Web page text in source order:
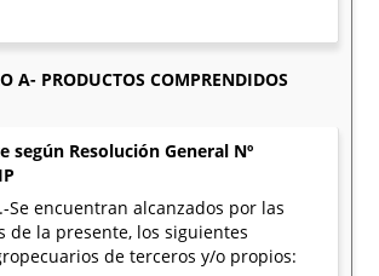
A- PRODUCTOS COMPRENDIDOS
según Resolución General Nº
Se encuentran alcanzados por las
de la presente, los siguientes
de terceros y/o propios: